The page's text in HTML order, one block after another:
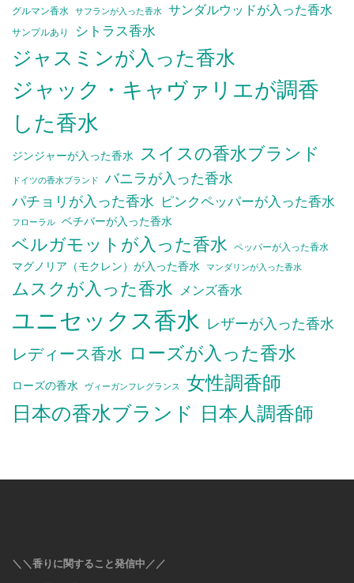
グルマン香水
サフランが入った香水 サンダルウッドが入った香水
サンプルあり シトラス香水
ジャスミンが入った香水
ジャック・キャヴァリエが調香
した香水
ジンジャーが入った香水 スイスの香水ブランド
ドイツの香水ブランド
バニラが入った香水
パチョリが入った香水 ピンクペッパーが入った香水
フローラル ベチバーが入った香水
ベルガモットが入った香水 ペッパーが入った香水
マグノリア（モクレン）が入った香水 マンダリンが入った香水
ムスクが入った香水 メンズ香水
ユニセックス香水 レザーが入った香水
レディース香水 ローズが入った香水
ローズの香水 ヴィーガンフレグランス
女性調香師
日本の香水ブランド 日本人調香師
＼＼香りに関すること発信中／／